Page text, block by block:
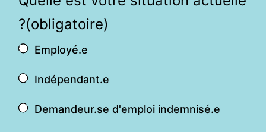
?(obligatoire)
Employé.e
Indépendant.e
Demandeur.se d'emploi indemnisé.e